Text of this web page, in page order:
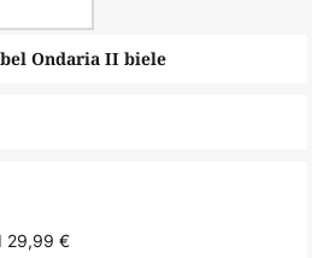
Ondaria II biele
29,99 €